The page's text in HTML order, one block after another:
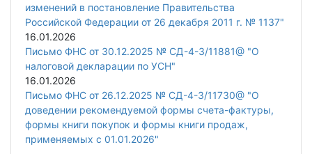
изменений в постановление Правительства
Российской Федерации от 26 декабря 2011 г. № 1137"
16.01.2026
Письмо ФНС от 30.12.2025 № СД-4-3/11881@ "О
налоговой декларации по УСН"
16.01.2026
Письмо ФНС от 26.12.2025 № СД-4-3/11730@ "О
доведении рекомендуемой формы счета-фактуры,
формы книги покупок и формы книги продаж,
применяемых с 01.01.2026"